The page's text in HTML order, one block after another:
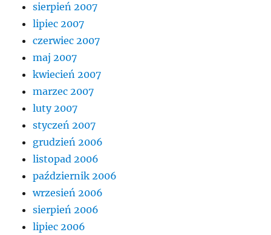
sierpień 2007
lipiec 2007
czerwiec 2007
maj 2007
kwiecień 2007
marzec 2007
luty 2007
styczeń 2007
grudzień 2006
listopad 2006
październik 2006
wrzesień 2006
sierpień 2006
lipiec 2006